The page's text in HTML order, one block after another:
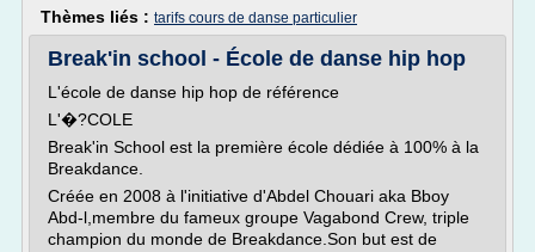
Thèmes liés : tarifs cours de danse particulier
Break'in school - École de danse hip hop
L'école de danse hip hop de référence
L'�?COLE
Break'in School est la première école dédiée à 100% à la
Breakdance.
Créée en 2008 à l'initiative d'Abdel Chouari aka Bboy
Abd-l,membre du fameux groupe Vagabond Crew, triple
champion du monde de Breakdance.Son but est de